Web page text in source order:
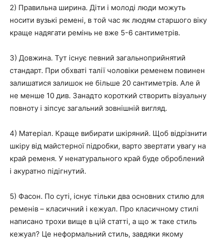
2) Правильна ширина. Діти і молоді люди можуть
носити вузькі ремені, в той час як людям старшого віку
краще надягати ремінь не вже 5-6 сантиметрів.
3) Довжина. Тут існує певний загальноприйнятий
стандарт. При обхваті талії чоловіки ременем повинен
залишатися залишок не більше 20 сантиметрів. Але й
не менше 10 див. Занадто короткий створить візуальну
повноту і зіпсує загальний зовнішній вигляд.
4) Матеріал. Краще вибирати шкіряний. Щоб відрізнити
шкіру від майстерної підробки, варто звертати увагу на
край ременя. У ненатурального край буде оброблений
і акуратно підігнутий.
5) Фасон. По суті, існує тільки два основних стилю для
ременів – класичний і кежуал. Про класичному стилі
написано трохи вище в цій статті, а що ж таке стиль
кежуал? Це неформальний стиль, завдяки якому